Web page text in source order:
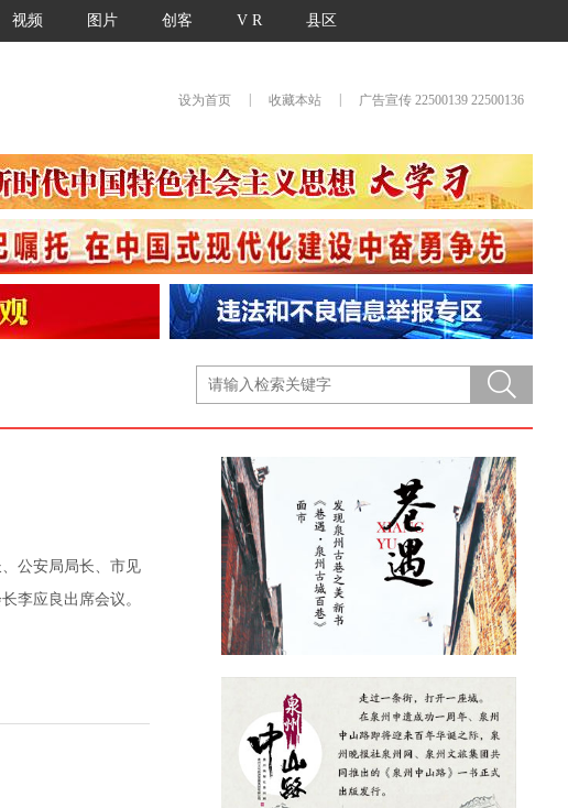
视频 图片 创客 V R 县区
设为首页 收藏本站 广告宣传 22500139 22500136
公安局局长、市见
李应良出席会议。